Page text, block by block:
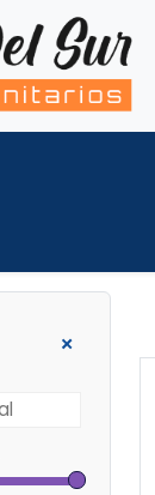
+